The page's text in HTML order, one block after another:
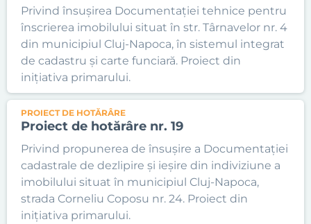
Privind însușirea Documentației tehnice pentru
înscrierea imobilului situat în str. Târnavelor nr. 4
din municipiul Cluj-Napoca, în sistemul integrat
de cadastru și carte funciară. Proiect din
inițiativa primarului.
PROIECT DE HOTĂRÂRE
Proiect de hotărâre nr. 19
Privind propunerea de însușire a Documentației
cadastrale de dezlipire și ieșire din indiviziune a
imobilului situat în municipiul Cluj-Napoca,
strada Corneliu Coposu nr. 24. Proiect din
inițiativa primarului.